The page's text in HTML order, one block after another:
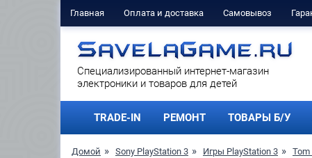
Главная Оплата и доставка Самовывоз
Cпециализированный интернет-магазин
электроники и товаров для детей
TRADE-IN РЕМОНТ ТОВАРЫ Б/У
Домой Sony PlayStation 3 Игры PlayStation 3 Tom